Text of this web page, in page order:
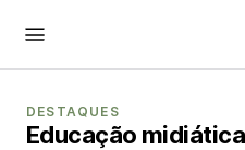
DESTAQUES
Educação